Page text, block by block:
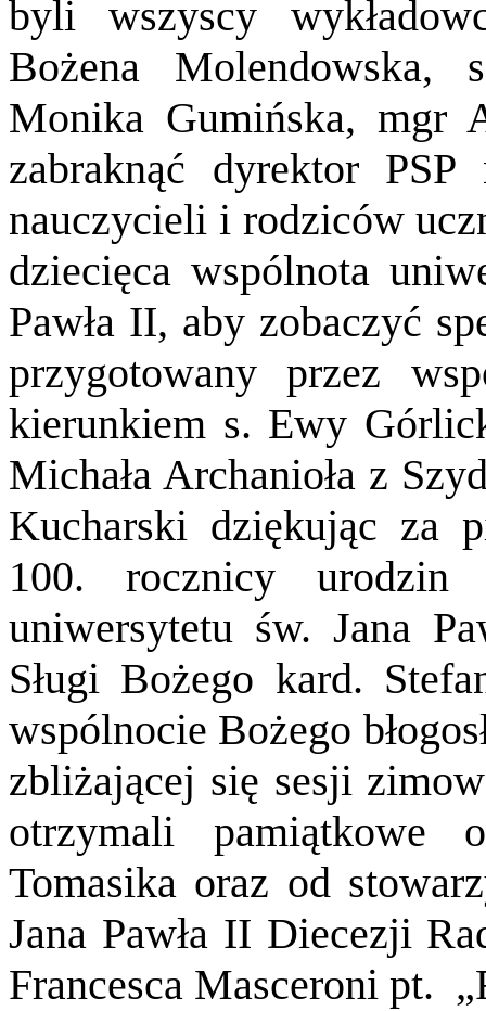
byli wszyscy
Bożena
Monika Gumińska, mgr
zabraknąć dyrektor
nauczycieli i rodziców
dziecięca wspólnota
Pawła II, aby zobaczyć
przygotowany przez
kierunkiem s. Ewy
Michała Archanioła z
Kucharski dziękując za
100. rocznicy
uniwersytetu św. Jana
Sługi Bożego kard.
wspólnocie Bożego
zbliżającej się sesji
otrzymali
Tomasika oraz od
Jana Pawła II Diecezji
Francesca Masceroni pt.